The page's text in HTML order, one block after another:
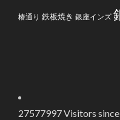
椿通り 鉄板焼き 銀座インズ
27577997Visitors